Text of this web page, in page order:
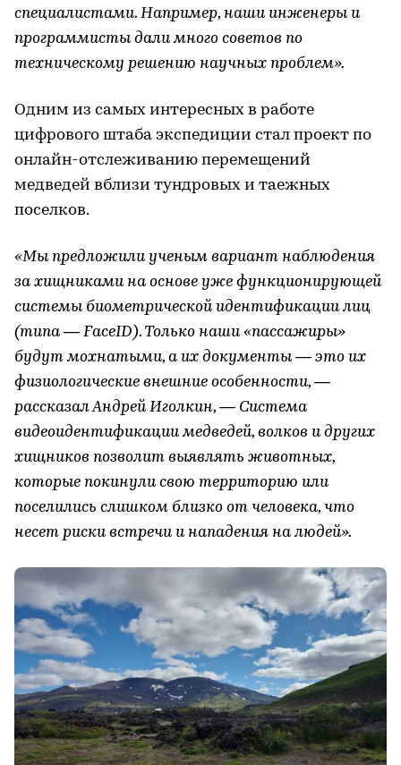
специалистами. Например, наши инженеры и
программисты дали много советов по
техническому решению научных проблем».
Одним из самых интересных в работе
цифрового штаба экспедиции стал проект по
онлайн-отслеживанию перемещений
медведей вблизи тундровых и таежных
поселков.
«Мы предложили ученым вариант наблюдения
за хищниками на основе уже функционирующей
системы биометрической идентификации лиц
(типа — FaceID). Только наши «пассажиры»
будут мохнатыми, а их документы — это их
физиологические внешние особенности, —
рассказал Андрей Иголкин, — Система
видеоидентификации медведей, волков и других
хищников позволит выявлять животных,
которые покинули свою территорию или
поселились слишком близко от человека, что
несет риски встречи и нападения на людей».